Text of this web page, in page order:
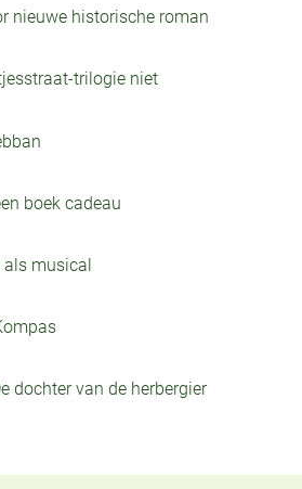
nieuwe historische roman
trilogie niet
boek cadeau
musical
dochter van de herbergier